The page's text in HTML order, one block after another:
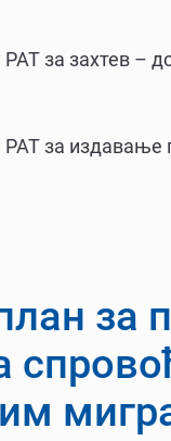
РАТ за захтев –
РАТ за
за